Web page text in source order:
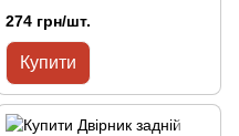
274 грн/шт.
Купити